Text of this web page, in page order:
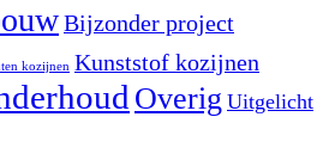
Bijzonder project
kozijnen Kunststof kozijnen
Overig Uitgelicht